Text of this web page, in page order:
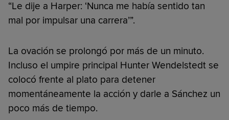
“Le dije a Harper: ‘Nunca me había sentido tan
mal por impulsar una carrera’”.
La ovación se prolongó por más de un minuto.
Incluso el umpire principal Hunter Wendelstedt se
colocó frente al plato para detener
momentáneamente la acción y darle a Sánchez un
poco más de tiempo.